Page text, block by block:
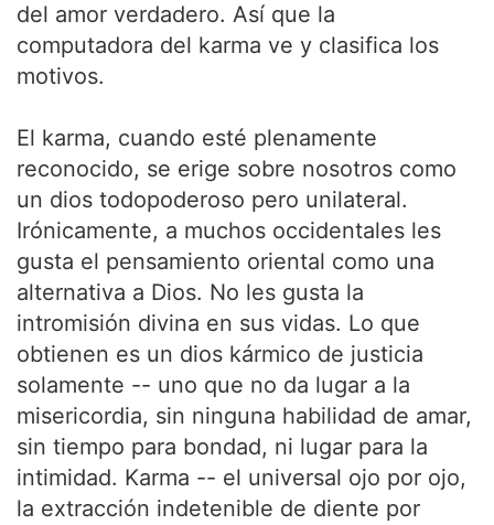
del amor verdadero. Así que la
computadora del karma ve y clasifica los
motivos.
El karma, cuando esté plenamente
reconocido, se erige sobre nosotros como
un dios todopoderoso pero unilateral.
Irónicamente, a muchos occidentales les
gusta el pensamiento oriental como una
alternativa a Dios. No les gusta la
intromisión divina en sus vidas. Lo que
obtienen es un dios kármico de justicia
solamente -- uno que no da lugar a la
misericordia, sin ninguna habilidad de amar,
sin tiempo para bondad, ni lugar para la
intimidad. Karma -- el universal ojo por ojo,
la extracción indetenible de diente por